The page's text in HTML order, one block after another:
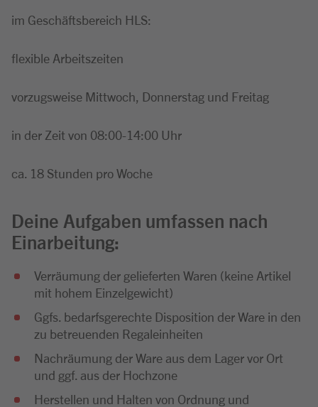
im Geschäftsbereich HLS:
flexible Arbeitszeiten
vorzugsweise Mittwoch, Donnerstag und Freitag
in der Zeit von 08:00-14:00 Uhr
ca. 18 Stunden pro Woche
Deine Aufgaben umfassen nach
Einarbeitung:
Verräumung der gelieferten Waren (keine Artikel
mit hohem Einzelgewicht)
Ggfs. bedarfsgerechte Disposition der Ware in den
zu betreuenden Regaleinheiten
Nachräumung der Ware aus dem Lager vor Ort
und ggf. aus der Hochzone
Herstellen und Halten von Ordnung und